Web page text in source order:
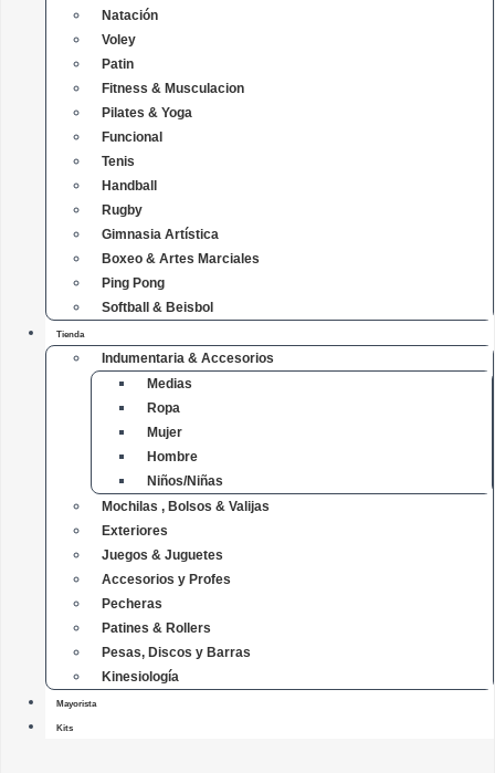
Natación
Voley
Patin
Fitness & Musculacion
Pilates & Yoga
Funcional
Tenis
Handball
Rugby
Gimnasia Artística
Boxeo & Artes Marciales
Ping Pong
Softball & Beisbol
Tienda
Indumentaria & Accesorios
Medias
Ropa
Mujer
Hombre
Niños/Niñas
Mochilas , Bolsos & Valijas
Exteriores
Juegos & Juguetes
Accesorios y Profes
Pecheras
Patines & Rollers
Pesas, Discos y Barras
Kinesiología
Mayorista
Kits